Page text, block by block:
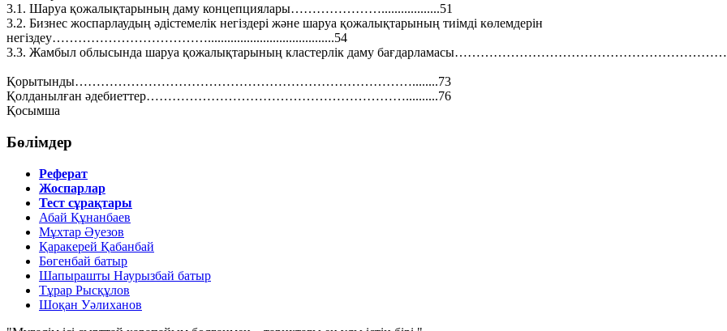
3.1. Шаруа қожалықтарының даму концепциялары…………………..................51
3.2. Бизнес жоспарлаудың әдістемелік негіздері және шаруа қожалықтарының тиімді көлемдерін
негіздеу……………………………….......................................54
3.3. Жамбыл облысында шаруа қожалықтарының кластерлік даму
Қорытынды……………………………………………………………………........73
Қолданылған әдебиеттер……………………………………………………..........76
Қосымша
Бөлімдер
Реферат
Жоспарлар
Тест сұрақтары
Абай Құнанбаев
Мұхтар Әуезов
Қаракерей Қабанбай
Бөгенбай батыр
Шапырашты Наурызбай батыр
Тұрар Рысқұлов
Шоқан Уәлиханов